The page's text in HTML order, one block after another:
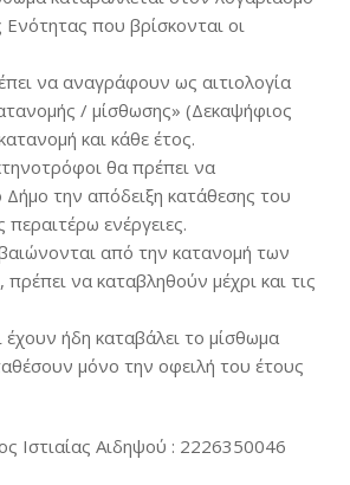
Ενότητας που βρίσκονται οι
να αναγράφουν ως αιτιολογία
/ μίσθωσης» (Δεκαψήφιος
και κάθε έτος.
θα πρέπει να
την απόδειξη κατάθεσης του
περαιτέρω ενέργειες.
από την κατανομή των
να καταβληθούν μέχρι και τις
ήδη καταβάλει το μίσθωμα
μόνο την οφειλή του έτους
Ιστιαίας Αιδηψού : 2226350046